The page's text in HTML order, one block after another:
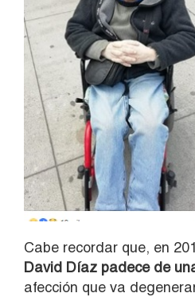
Cabe recordar que, en
David Díaz padece de
afección que va